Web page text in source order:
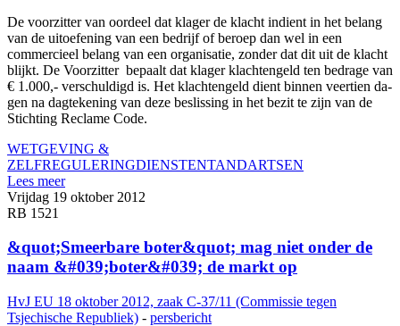
De voorzitter van oordeel dat klager de klacht indient in het belang
van de uitoefening van een bedrijf of beroep dan wel in een
commercieel belang van een organisatie, zonder dat dit uit de klacht
blijkt. De Voorzitter bepaalt dat klager klachtengeld ten bedrage van
€ 1.000,- verschuldigd is. Het klachtengeld dient binnen veertien da­
gen na dagtekening van deze beslissing in het bezit te zijn van de
Stichting Reclame Code.
WETGEVING &
ZELFREGULERINGDIENSTENTANDARTSEN
Lees meer
Vrijdag 19 oktober 2012
RB 1521
&quot;Smeerbare boter&quot; mag niet onder de
naam &#039;boter&#039; de markt op
HvJ EU 18 oktober 2012, zaak C-37/11 (Commissie tegen
Tsjechische Republiek) - persbericht